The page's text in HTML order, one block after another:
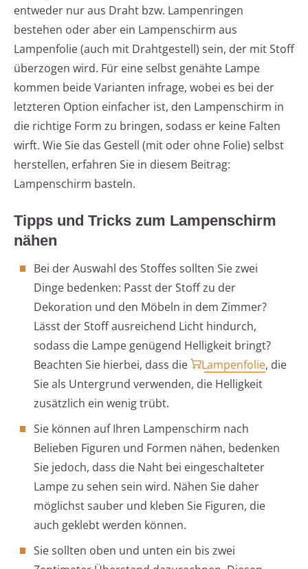
entweder nur aus Draht bzw. Lampenringen
bestehen oder aber ein Lampenschirm aus
Lampenfolie (auch mit Drahtgestell) sein, der mit Stoff
überzogen wird. Für eine selbst genähte Lampe
kommen beide Varianten infrage, wobei es bei der
letzteren Option einfacher ist, den Lampenschirm in
die richtige Form zu bringen, sodass er keine Falten
wirft. Wie Sie das Gestell (mit oder ohne Folie) selbst
herstellen, erfahren Sie in diesem Beitrag:
Lampenschirm basteln.
Tipps und Tricks zum Lampenschirm
nähen
Bei der Auswahl des Stoffes sollten Sie zwei
Dinge bedenken: Passt der Stoff zu der
Dekoration und den Möbeln in dem Zimmer?
Lässt der Stoff ausreichend Licht hindurch,
sodass die Lampe genügend Helligkeit bringt?
Beachten Sie hierbei, dass die
Lampenfolie, die
Sie als Untergrund verwenden, die Helligkeit
zusätzlich ein wenig trübt.
Sie können auf Ihren Lampenschirm nach
Belieben Figuren und Formen nähen, bedenken
Sie jedoch, dass die Naht bei eingeschalteter
Lampe zu sehen sein wird. Nähen Sie daher
möglichst sauber und kleben Sie Figuren, die
auch geklebt werden können.
Sie sollten oben und unten ein bis zwei